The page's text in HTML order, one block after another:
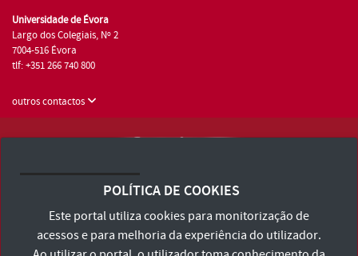
Universidade de Évora
Largo dos Colegiais, Nº 2
7004-516 Évora
tlf: +351 266 740 800
outros contactos
Consulte os Termos e Condições e Política de Privacidade
Declaração de Acessibilidade
POLÍTICA DE COOKIES
Este portal utiliza cookies para monitorização de
acessos e para melhoria da experiência do utilizador.